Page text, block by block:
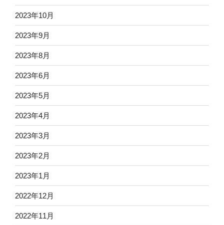
2023年10月
2023年9月
2023年8月
2023年6月
2023年5月
2023年4月
2023年3月
2023年2月
2023年1月
2022年12月
2022年11月